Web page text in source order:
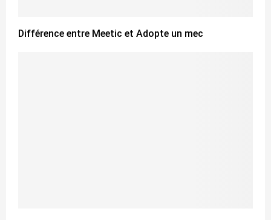
Différence entre Meetic et Adopte un mec